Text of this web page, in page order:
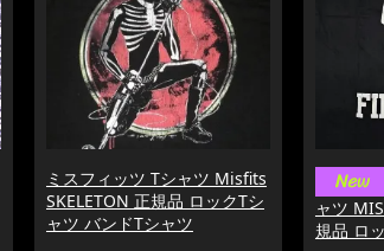
ミスフィッツ Tシャツ Misfits
SKELETON 正規品 ロックTシ
ャツ バンドTシャツ
ャツ
規品 ロ